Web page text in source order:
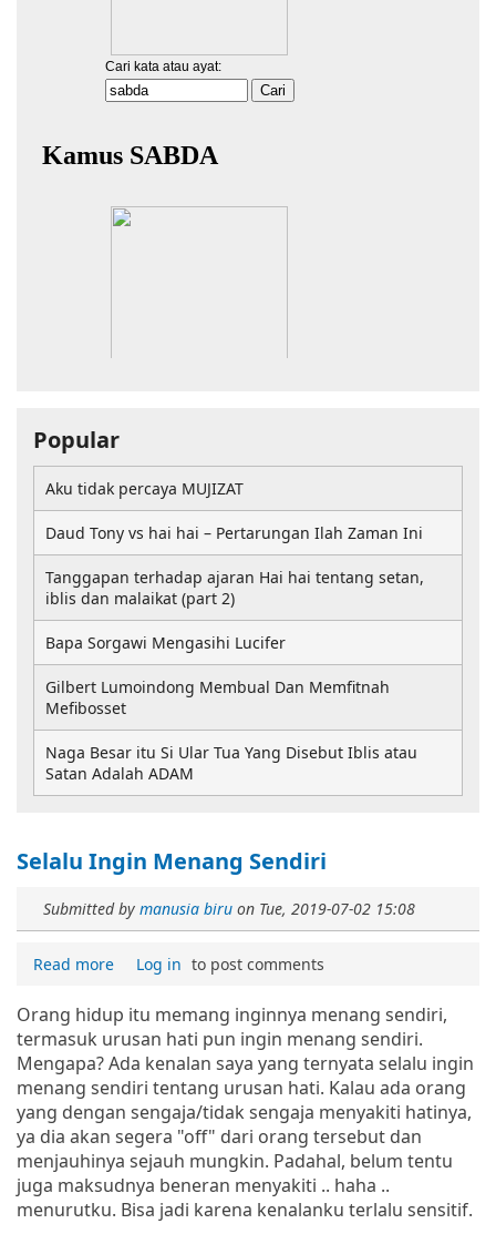
Selalu Ingin Menang Sendiri
Submitted by manusia biru on Tue, 2019-07-02 15:08
Read more Log in to post comments
Orang hidup itu memang inginnya menang sendiri,
termasuk urusan hati pun ingin menang sendiri.
Mengapa? Ada kenalan saya yang ternyata selalu ingin
menang sendiri tentang urusan hati. Kalau ada orang
yang dengan sengaja/tidak sengaja menyakiti hatinya,
ya dia akan segera "off" dari orang tersebut dan
menjauhinya sejauh mungkin. Padahal, belum tentu
juga maksudnya beneran menyakiti .. haha ..
menurutku. Bisa jadi karena kenalanku terlalu sensitif.
Popular
Aku tidak percaya MUJIZAT
Daud Tony vs hai hai – Pertarungan Ilah Zaman Ini
Tanggapan terhadap ajaran Hai hai tentang setan,
iblis dan malaikat (part 2)
Bapa Sorgawi Mengasihi Lucifer
Gilbert Lumoindong Membual Dan Memfitnah
Mefibosset
Naga Besar itu Si Ular Tua Yang Disebut Iblis atau
Satan Adalah ADAM